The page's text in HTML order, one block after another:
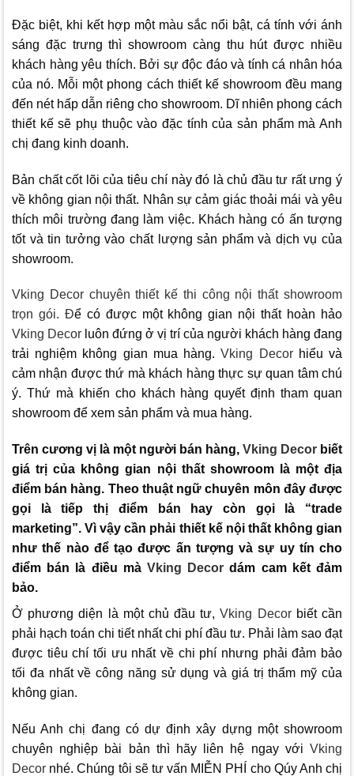
Đặc biệt, khi kết hợp một màu sắc nổi bật, cá tính với ánh
sáng đặc trưng thì showroom càng thu hút được nhiều
khách hàng yêu thích. Bởi sự độc đáo và tính cá nhân hóa
của nó. Mỗi một phong cách thiết kế showroom đều mang
đến nét hấp dẫn riêng cho showroom. Dĩ nhiên phong cách
thiết kế sẽ phụ thuộc vào đặc tính của sản phẩm mà Anh
chị đang kinh doanh.
Bản chất cốt lõi của tiêu chí này đó là chủ đầu tư rất ưng ý
về không gian nội thất. Nhân sự cảm giác thoải mái và yêu
thích môi trường đang làm việc. Khách hàng có ấn tượng
tốt và tin tưởng vào chất lượng sản phẩm và dịch vụ của
showroom.
Vking Decor chuyên thiết kế thi công nội thất showroom
trọn gói. Để có được một không gian nội thất hoàn hảo
Vking Decor luôn đứng ở vị trí của người khách hàng đang
trải nghiệm không gian mua hàng.Vking Decorhiểu và
cảm nhận được thứ mà khách hàng thực sự quan tâm chú
ý. Thứ mà khiến cho khách hàng quyết định tham quan
showroom để xem sản phẩm và mua hàng.
Trên cương vị là một người bán hàng, Vking Decor biết
giá trị của không gian nội thất showroom là một địa
điểm bán hàng. Theo thuật ngữ chuyên môn đây được
gọi là tiếp thị điểm bán hay còn gọi là “trade
marketing”. Vì vậy cần phải thiết kế nội thất không gian
như thế nào để tạo được ấn tượng và sự uy tín cho
điểm bán là điều mà Vking Decor dám cam kết đảm
bảo.
Ở phương diện là một chủ đầu tư,Vking Decorbiết cần
phải hạch toán chi tiết nhất chi phí đầu tư. Phải làm sao đạt
được tiêu chí tối ưu nhất về chi phí nhưng phải đảm bảo
tối đa nhất về công năng sử dụng và giá trị thẩm mỹ của
không gian.
Nếu Anh chị đang có dự định xây dựng một showroom
chuyên nghiệp bài bản thì hãy liên hệ ngay với Vking
Decor nhé. Chúng tôi sẽ tư vấn MIỄN PHÍ cho Qúy Anh chị